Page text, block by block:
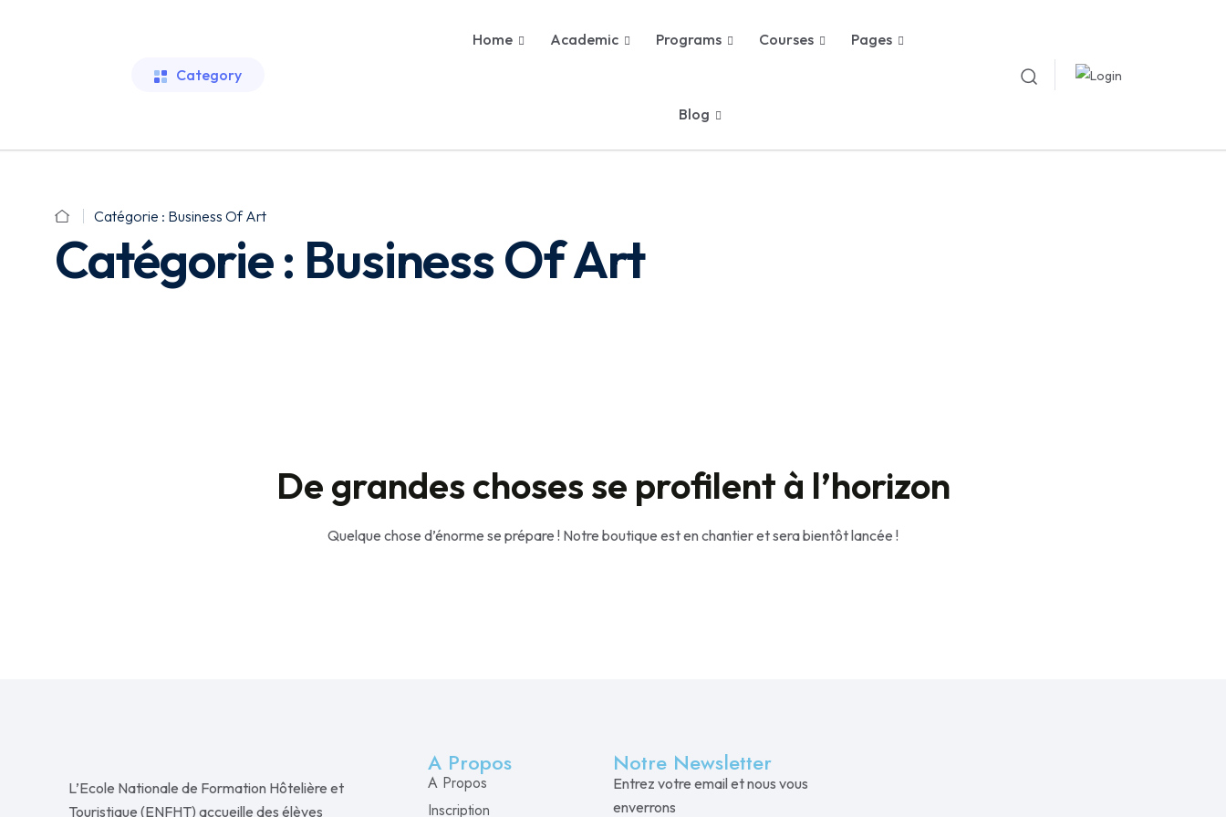
Category
Home Academic Programs Courses Pages
Blog
Catégorie : Business Of Art
Catégorie : Business Of Art
De grandes choses se profilent à l’horizon
Quelque chose d’énorme se prépare ! Notre boutique est en chantier et sera bientôt lancée !
L’Ecole Nationale de Formation Hôtelière et
Touristique (ENFHT) accueille des élèves
A Propos
A Propos
Inscription
Notre Newsletter
Entrez votre email et nous vous
enverrons